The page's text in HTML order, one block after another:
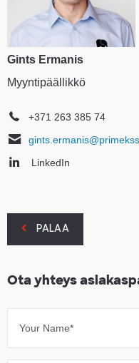
Gints Ermanis
Myyntipäällikkö
+371 263 385 74
LinkedIn
PALAA
Ota yhteys
Your Name*